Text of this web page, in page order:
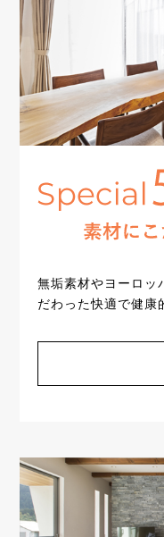
無垢素材やヨーロッ
だわった快適で健康